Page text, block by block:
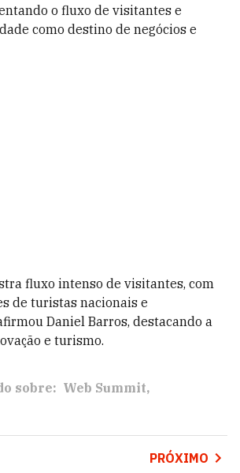
o fluxo de visitantes e
como destino de negócios e
fluxo intenso de visitantes, com
de turistas nacionais e
Daniel Barros, destacando a
e turismo.
sobre: Web Summit
PRÓXIMO